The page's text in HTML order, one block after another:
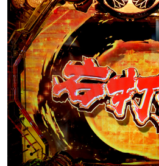
超諸国漫遊モード突入時に選
超諸国漫遊モード中の演出
画面切り裂き演出
図柄ボタン演出
シルエット予告
モード共通演出